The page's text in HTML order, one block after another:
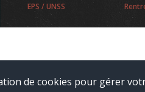
de cookies pour gérer
EPS / UNSS
complète des articles Websco